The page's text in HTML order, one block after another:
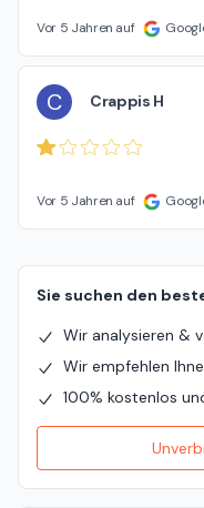
Vor 5 Jahren auf
C Crappis H
Vor 5 Jahren auf
Sie suchen den
Wir analysieren &
Wir empfehlen
100% kostenlos